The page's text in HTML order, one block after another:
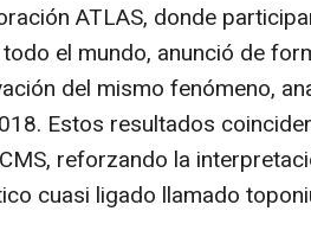
ATLAS, donde
el mundo, anunció de
del mismo fenómeno,
Estos resultados
reforzando la
cuasi ligado llamado